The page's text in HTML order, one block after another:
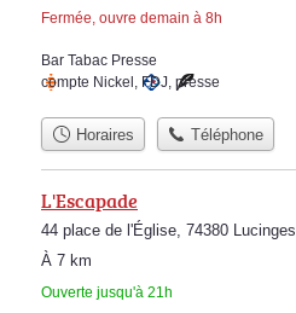
Fermée, ouvre demain à 8h
Bar Tabac Presse
compte Nickel , FDJ, presse
Horaires Téléphone
L'Escapade
44 place de l'Église, 74380 Lucinges
À 7 km
Ouverte jusqu'à 21h